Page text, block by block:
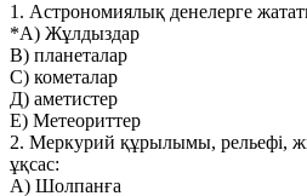
1. Астрономиялық денелерге
*А) Жұлдыздар
В) планеталар
C) кометалар
Д) аметистер
Е) Метеориттер
2. Меркурий құрылымы, рельефі,
ұқсас:
А) Шолпанға